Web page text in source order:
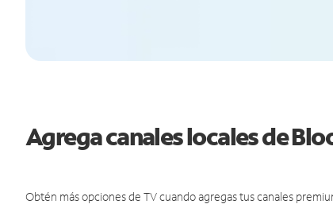
Agrega canales locales de
Obtén más opciones de TV cuando agregas tus canales